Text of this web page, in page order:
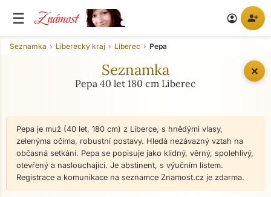
☰ Známost account_circle person_add
✕
Seznamka Liberecký kraj Liberec Pepa
Seznamka
Pepa 40 let 180 cm Liberec
Pepa je muž (40 let, 180 cm) z Liberce, s hnědými vlasy,
zelenýma očima, robustní postavy. Hledá nezávazný vztah na
občasná setkání. Pepa se popisuje jako klidný, věrný, spolehlivý,
otevřený a naslouchající. Je abstinent, s výučním listem.
Registrace a komunikace na seznamce Znamost.cz je zdarma.